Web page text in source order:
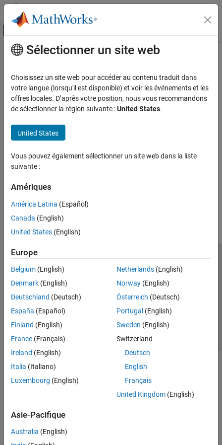
Passer au contenu
Activer/désactiver l'affichage du menu
Accueil de la documentation
Contenu principal
How useful was this information?
Sélectionner un site web
Choisissez un site web pour accéder au contenu traduit dans
votre langue (lorsqu'il est disponible) et voir les événements et les
offres locales. D’après votre position, nous vous recommandons
de sélectionner la région suivante :United States.
United States
Vous pouvez également sélectionner un site web dans la liste
suivante :
Amériques
América Latina (Español)
Canada (English)
United States (English)
Europe
Belgium (English)
Denmark (English)
Deutschland (Deutsch)
España (Español)
Finland (English)
France (Français)
Ireland (English)
Italia (Italiano)
Luxembourg (English)
Netherlands(English)
Norway(English)
Österreich (Deutsch)
Portugal (English)
Sweden (English)
Switzerland
Deutsch
English
Français
United Kingdom(English)
Asie-Pacifique
Australia (English)
Lutte anti-piratage
Contacts locaux
© 1994-2026 The MathWorks, Inc.